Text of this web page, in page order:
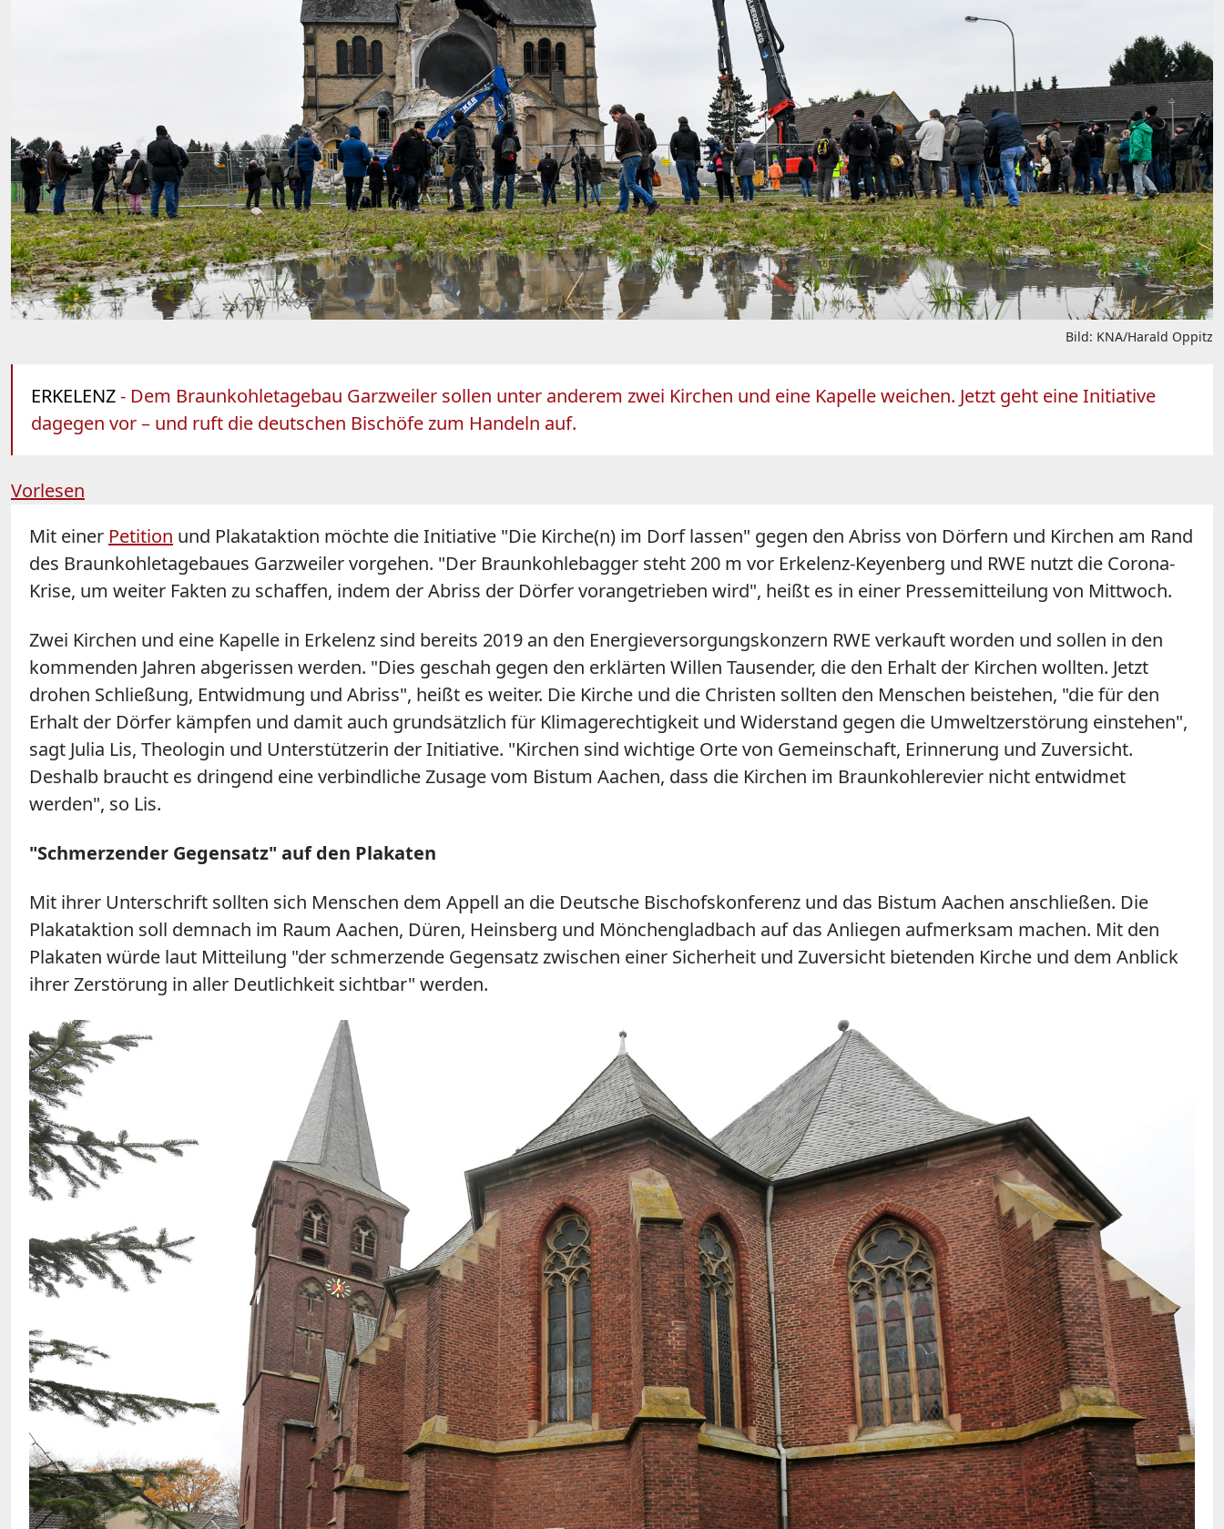
Bild: KNA/Harald Oppitz
ERKELENZ- Dem Braunkohletagebau Garzweiler sollen unter anderem zwei Kirchen und eine Kapelle weichen. Jetzt geht eine Initiative
dagegen vor – und ruft die deutschen Bischöfe zum Handeln auf.
Vorlesen
Mit einer Petition und Plakataktion möchte die Initiative "Die Kirche(n) im Dorf lassen" gegen den Abriss von Dörfern und Kirchen am Rand
des Braunkohletagebaues Garzweiler vorgehen. "Der Braunkohlebagger steht 200 m vor Erkelenz-Keyenberg und RWE nutzt die Corona-
Krise, um weiter Fakten zu schaffen, indem der Abriss der Dörfer vorangetrieben wird", heißt es in einer Pressemitteilung von Mittwoch.
Zwei Kirchen und eine Kapelle in Erkelenz sind bereits 2019 an den Energieversorgungskonzern RWE verkauft worden und sollen in den
kommenden Jahren abgerissen werden. "Dies geschah gegen den erklärten Willen Tausender, die den Erhalt der Kirchen wollten. Jetzt
drohen Schließung, Entwidmung und Abriss", heißt es weiter. Die Kirche und die Christen sollten den Menschen beistehen, "die für den
Erhalt der Dörfer kämpfen und damit auch grundsätzlich für Klimagerechtigkeit und Widerstand gegen die Umweltzerstörung einstehen",
sagt Julia Lis, Theologin und Unterstützerin der Initiative. "Kirchen sind wichtige Orte von Gemeinschaft, Erinnerung und Zuversicht.
Deshalb braucht es dringend eine verbindliche Zusage vom Bistum Aachen, dass die Kirchen im Braunkohlerevier nicht entwidmet
werden", so Lis.
"Schmerzender Gegensatz" auf den Plakaten
Mit ihrer Unterschrift sollten sich Menschen dem Appell an die Deutsche Bischofskonferenz und das Bistum Aachen anschließen. Die
Plakataktion soll demnach im Raum Aachen, Düren, Heinsberg und Mönchengladbach auf das Anliegen aufmerksam machen. Mit den
Plakaten würde laut Mitteilung "der schmerzende Gegensatz zwischen einer Sicherheit und Zuversicht bietenden Kirche und dem Anblick
ihrer Zerstörung in aller Deutlichkeit sichtbar" werden.